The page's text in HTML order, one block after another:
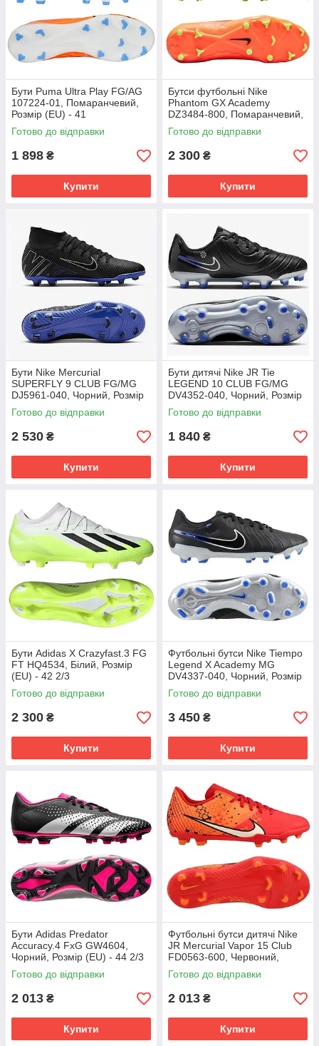
Бути Puma Ultra Play FG/AG
107224-01, Помаранчевий,
Розмір (EU) - 41
Готово до відправки
1 898 ₴
Купити
Бутси футбольні Nike
Phantom GX Academy
DZ3484-800, Помаранчевий,
Розмір (EU) - 39
Готово до відправки
2 300 ₴
Купити
Бути Nike Mercurial
SUPERFLY 9 CLUB FG/MG
DJ5961-040, Чорний, Розмір
(EU) - 42
Готово до відправки
2 530 ₴
Купити
Бути дитячі Nike JR Tie
LEGEND 10 CLUB FG/MG
DV4352-040, Чорний, Розмір
(EU) - 38.5
Готово до відправки
1 840 ₴
Купити
Бути Adidas X Crazyfast.3 FG
FT HQ4534, Білий, Розмір
(EU) - 42 2/3
Готово до відправки
2 300 ₴
Купити
Футбольні бутси Nike Tiempo
Legend X Academy MG
DV4337-040, Чорний, Розмір
(EU) - 43
Готово до відправки
3 450 ₴
Купити
Бути Adidas Predator
Accuracy.4 FxG GW4604,
Чорний, Розмір (EU) - 44 2/3
Готово до відправки
2 013 ₴
Купити
Футбольні бутси дитячі Nike
JR Mercurial Vapor 15 Club
FD0563-600, Червоний,
Розмір (EU) - 38
Готово до відправки
2 013 ₴
Купити